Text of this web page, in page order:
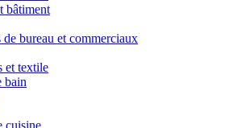
bâtiment
de bureau et commerciaux
et textile
bain
cuisine